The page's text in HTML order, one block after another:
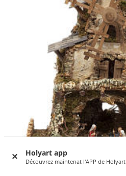
Holyart app
Découvrez maintenat l'APP de Holyart